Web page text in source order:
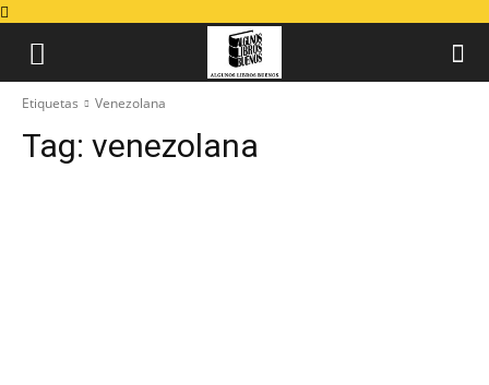
Etiquetas Venezolana
Tag: venezolana